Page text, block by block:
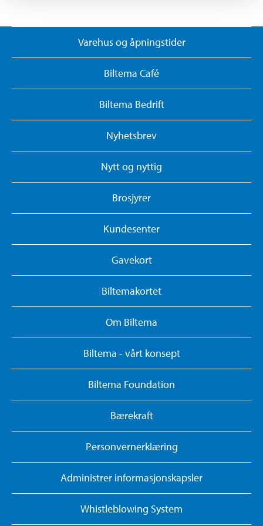
Varehus og åpningstider
Biltema Café
Biltema Bedrift
Nyhetsbrev
Nytt og nyttig
Brosjyrer
Kundesenter
Gavekort
Biltemakortet
Om Biltema
Biltema - vårt konsept
Biltema Foundation
Bærekraft
Personvernerklæring
Administrer informasjonskapsler
Whistleblowing System